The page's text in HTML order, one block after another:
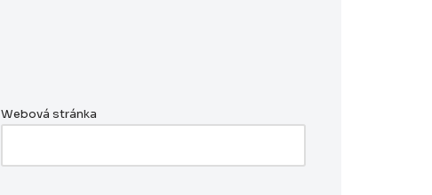
Webová stránka